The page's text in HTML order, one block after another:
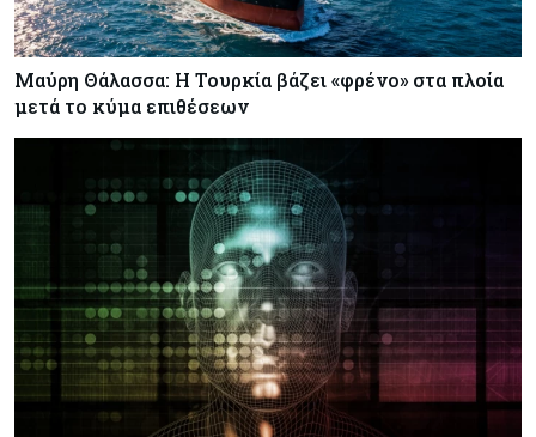
Μαύρη Θάλασσα: Η Τουρκία βάζει «φρένο» στα πλοία
μετά το κύμα επιθέσεων